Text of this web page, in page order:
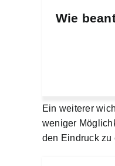
Wie
Ein weiterer
weniger
den Eindruck zu